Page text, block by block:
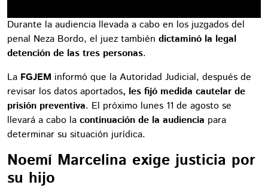
Durante la audiencia llevada a cabo en los juzgados del
penal Neza Bordo, el juez también dictaminó la legal
detención de las tres personas.
La FGJEM informó que la Autoridad Judicial, después de
revisar los datos aportados, les fijó medida cautelar de
prisión preventiva. El próximo lunes 11 de agosto se
llevará a cabo la continuación de la audiencia para
determinar su situación jurídica.
Noemí Marcelina exige justicia por
su hijo